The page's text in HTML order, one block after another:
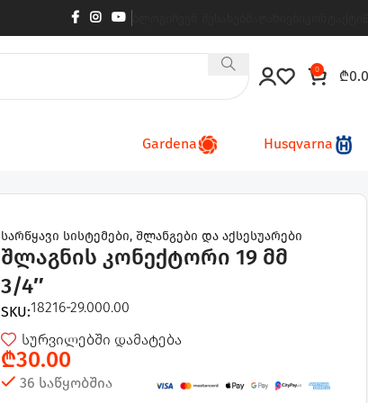
0 ₾
Gardena Husqvarna
სარწყავი სისტემები,შლანგები და აქსესუარები
შლაგნის კონექტორი 19 მმ
3/4″
SKU:18216-29.000.00
სურვილებში დამატება
₾30.00
36 საწყობშია